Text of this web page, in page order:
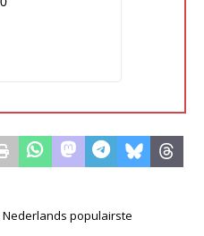
populairste